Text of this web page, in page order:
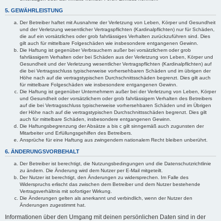
5. GEWÄHRLEISTUNG
Der Betreiber haftet mit Ausnahme der Verletzung von Leben, Körper und Gesundheit
und der Verletzung wesentlicher Vertragspflichten (Kardinalpflichten) nur für Schäden,
die auf ein vorsätzliches oder grob fahrlässiges Verhalten zurückzuführen sind. Dies
gilt auch für mittelbare Folgeschäden wie insbesondere entgangenen Gewinn.
Die Haftung ist gegenüber Verbrauchern außer bei vorsätzlichem oder grob
fahrlässigem Verhalten oder bei Schäden aus der Verletzung von Leben, Körper und
Gesundheit und der Verletzung wesentlicher Vertragspflichten (Kardinalpflichten) auf
die bei Vertragsschluss typischerweise vorhersehbaren Schäden und im übrigen der
Höhe nach auf die vertragstypischen Durchschnittsschäden begrenzt. Dies gilt auch
für mittelbare Folgeschäden wie insbesondere entgangenen Gewinn.
Die Haftung ist gegenüber Unternehmern außer bei der Verletzung von Leben, Körper
und Gesundheit oder vorsätzlichem oder grob fahrlässigem Verhalten des Betreibers
auf die bei Vertragsschluss typischerweise vorhersehbaren Schäden und im Übrigen
der Höhe nach auf die vertragstypischen Durchschnittsschäden begrenzt. Dies gilt
auch für mittelbare Schäden, insbesondere entgangenen Gewinn.
Die Haftungsbegrenzung der Absätze a bis c gilt sinngemäß auch zugunsten der
Mitarbeiter und Erfüllungsgehilfen des Betreibers.
Ansprüche für eine Haftung aus zwingendem nationalem Recht bleiben unberührt.
6. ÄNDERUNGSVORBEHALT
Der Betreiber ist berechtigt, die Nutzungsbedingungen und die Datenschutzrichtlinie
zu ändern. Die Änderung wird dem Nutzer per E-Mail mitgeteilt.
Der Nutzer ist berechtigt, den Änderungen zu widersprechen. Im Falle des
Widerspruchs erlischt das zwischen dem Betreiber und dem Nutzer bestehende
Vertragsverhältnis mit sofortiger Wirkung.
Die Änderungen gelten als anerkannt und verbindlich, wenn der Nutzer den
Änderungen zugestimmt hat.
Informationen über den Umgang mit deinen persönlichen Daten sind in der